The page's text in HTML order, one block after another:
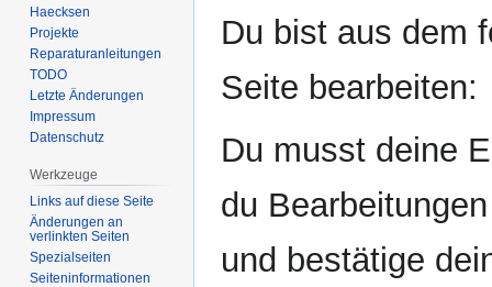
Navigation
Suche
Du bist aus dem
Seite bearbeiten:
Du musst deine
du
und bestätige
Haecksen
Projekte
Reparaturanleitungen
TODO
Letzte Änderungen
Impressum
Datenschutz
Werkzeuge
Links auf diese Seite
Änderungen an
verlinkten Seiten
Spezialseiten
Seiten­­informationen